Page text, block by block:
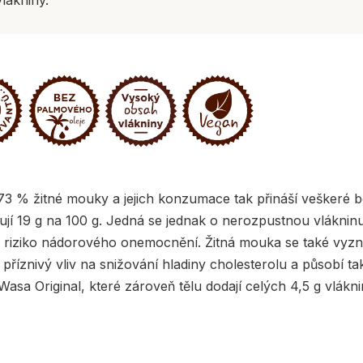
% žitné mouky a jejich konzumace tak přináší veškeré
19 g na 100 g. Jedná se jednak o nerozpustnou
nádorového onemocnění. Žitná mouka se také
vliv na snižování hladiny cholesterolu a působí
Original, které zároveň tělu dodají celých 4,5 g